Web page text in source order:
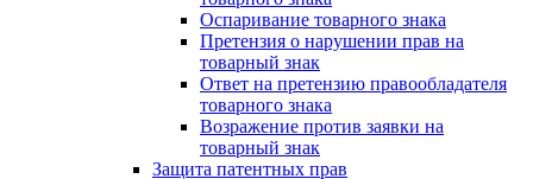
Оспаривание товарного знака
Претензия о нарушении прав на
товарный знак
Ответ на претензию правообладателя
товарного знака
Возражение против заявки на
товарный знак
Защита патентных прав